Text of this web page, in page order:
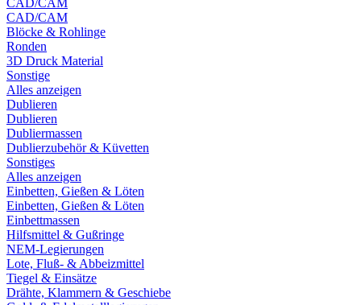
CAD/CAM
CAD/CAM
Blöcke & Rohlinge
Ronden
3D Druck Material
Sonstige
Alles anzeigen
Dublieren
Dublieren
Dubliermassen
Dublierzubehör & Küvetten
Sonstiges
Alles anzeigen
Einbetten, Gießen & Löten
Einbetten, Gießen & Löten
Einbettmassen
Hilfsmittel & Gußringe
NEM-Legierungen
Lote, Fluß- & Abbeizmittel
Tiegel & Einsätze
Drähte, Klammern & Geschiebe